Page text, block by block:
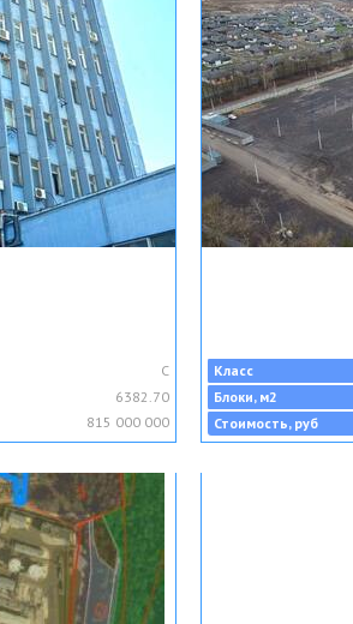
C
6382.70
815 000 000
Класс
Блоки, м2
Стоимость, руб